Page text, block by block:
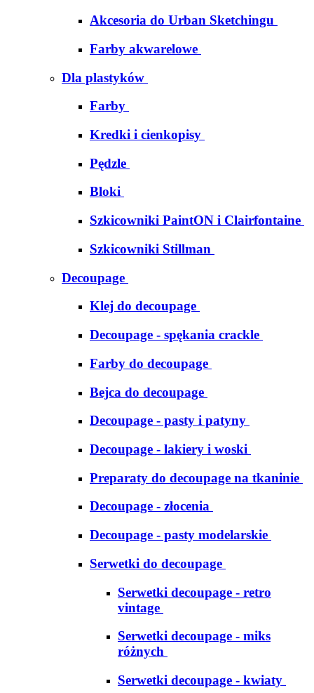
Akcesoria do Urban Sketchingu
Farby akwarelowe
Dla plastyków
Farby
Kredki i cienkopisy
Pędzle
Bloki
Szkicowniki PaintON i Clairfontaine
Szkicowniki Stillman
Decoupage
Klej do decoupage
Decoupage - spękania crackle
Farby do decoupage
Bejca do decoupage
Decoupage - pasty i patyny
Decoupage - lakiery i woski
Preparaty do decoupage na tkaninie
Decoupage - złocenia
Decoupage - pasty modelarskie
Serwetki do decoupage
Serwetki decoupage - retro
vintage
Serwetki decoupage - miks
różnych
Serwetki decoupage - kwiaty